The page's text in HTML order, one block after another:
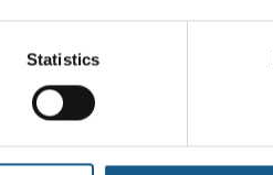
Statistics